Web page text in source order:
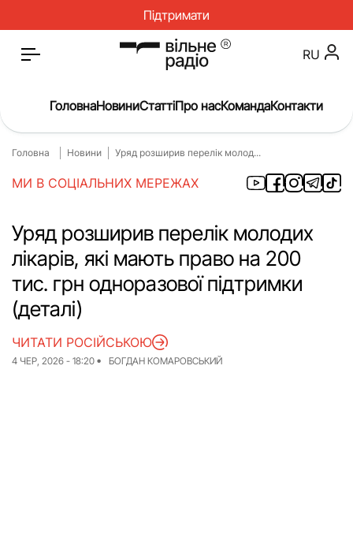
Підтримати
Головна
Новини
Окупація
Про нас
Війна
Гроші
Освіта
Інструкції
Медицина
ЖКГ
Інтерв’ю
RU
ГоловнаНовиниСтаттіПро насКомандаКонтакти
Головна Новини Уряд розширив перелік молод...
МИ В СОЦІАЛЬНИХ МЕРЕЖАХ
Уряд розширив перелік молодих
лікарів, які мають право на 200
тис. грн одноразової підтримки
(деталі)
4 ЧЕР, 2026 - 18:20 БОГДАН КОМАРОВСЬКИЙ
ЧИТАТИ РОСІЙСЬКОЮ